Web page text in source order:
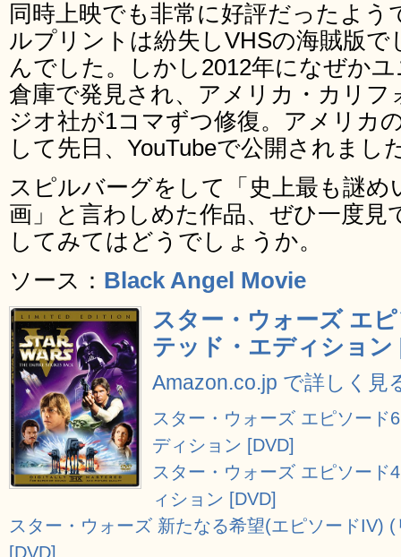
同時上映でも非常に好評だったよ
ルプリントは紛失しVHSの海賊版
んでした。しかし2012年になぜか
倉庫で発見され、アメリカ・カリ
ジオ社が1コマずつ修復。アメリカ
して先日、YouTubeで公開されまし
スピルバーグをして「史上最も謎め
画」と言わしめた作品、ぜひ一度見
してみてはどうでしょうか。
ソース： Black Angel Movie
スター・ウォーズ エ
テッド・エディション
Amazon.co.jp で詳しく見
スター・ウォーズ エピソー
ディション [DVD]
スター・ウォーズ エピソー
ィション [DVD]
スター・ウォーズ 新たなる希望(エピソードIV)
[DVD]